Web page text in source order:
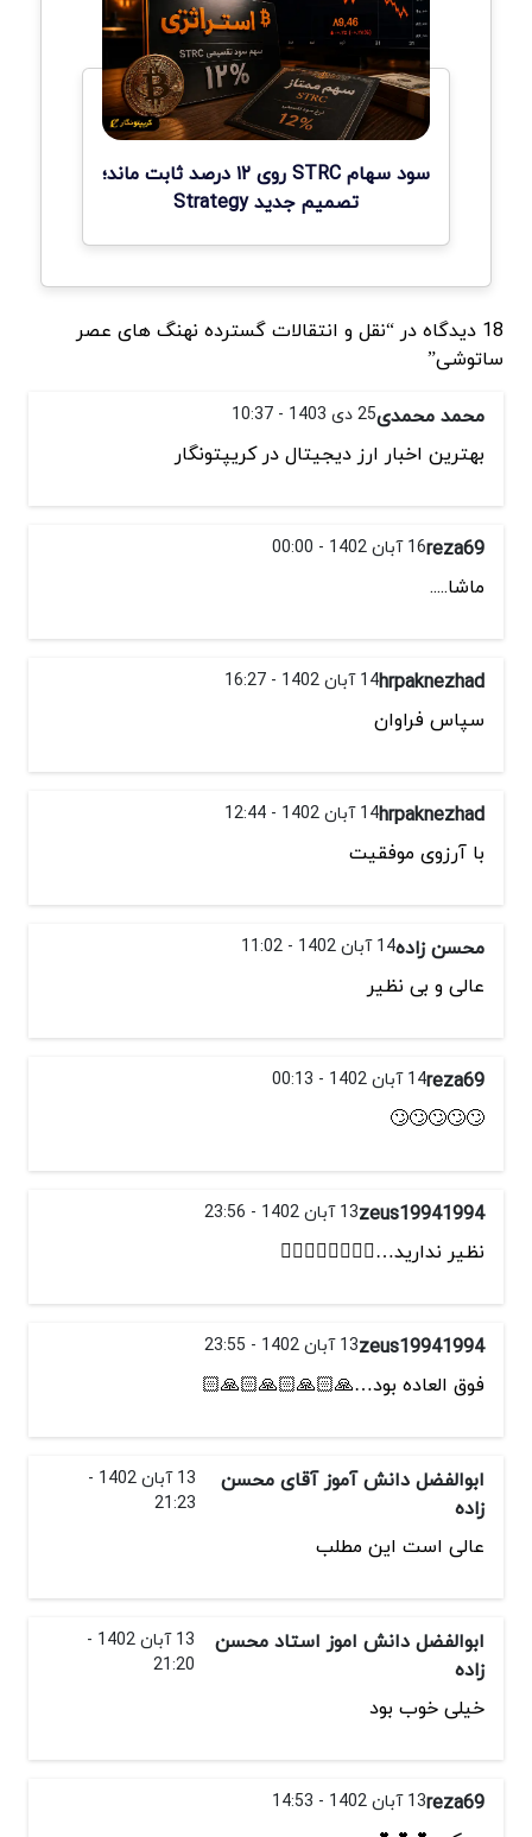
سود سهام STRC روی ۱۲ درصد ثابت ماند؛
تصمیم جدید Strategy
18 دیدگاه در “نقل و انتقالات گسترده نهنگ های عصر
ساتوشی”
محمد محمدی25 دی 1403 - 10:37
بهترین اخبار ارز دیجیتال در کریپتونگار
reza6916 آبان 1402 - 00:00
ماشا.....
hrpaknezhad14 آبان 1402 - 16:27
سپاس فراوان
hrpaknezhad14 آبان 1402 - 12:44
با آرزوی موفقیت
محسن زاده14 آبان 1402 - 11:02
عالی و بی نظیر
reza6914 آبان 1402 - 00:13
🙄🙄🙄🙄🙄
zeus1994199413 آبان 1402 - 23:56
نظیر ندارید…👌🏻👌🏻👌🏻👌🏻
zeus1994199413 آبان 1402 - 23:55
فوق العاده بود…🙏🏻🙏🏻🙏🏻🙏🏻
ابوالفضل دانش آموز آقای محسن
زاده
13 آبان 1402 -
21:23
عالی است این مطلب
ابوالفضل دانش اموز استاد محسن
زاده
13 آبان 1402 -
21:20
خیلی خوب بود
reza6913 آبان 1402 - 14:53